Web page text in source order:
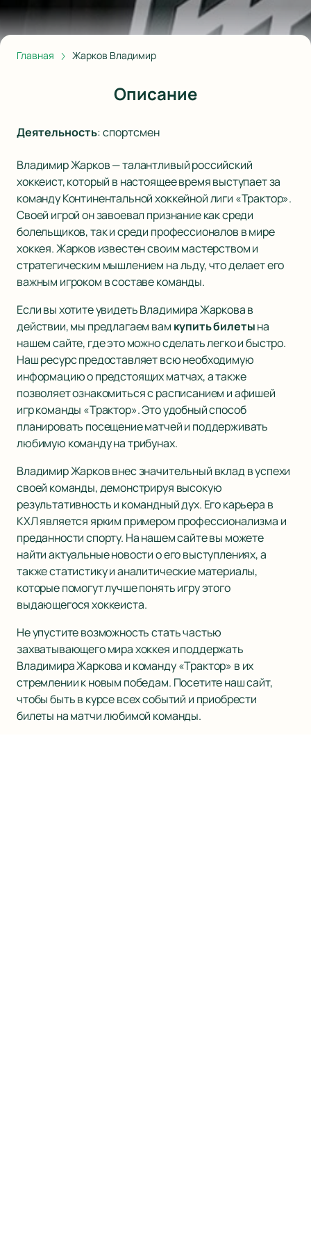
Главная Жарков Владимир
Описание
Деятельность:спортсмен
Владимир Жарков — талантливый российский
хоккеист, который в настоящее время выступает за
команду Континентальной хоккейной лиги «Трактор».
Своей игрой он завоевал признание как среди
болельщиков, так и среди профессионалов в мире
хоккея. Жарков известен своим мастерством и
стратегическим мышлением на льду, что делает его
важным игроком в составе команды.
Если вы хотите увидеть Владимира Жаркова в
действии, мы предлагаем вам купить билетына
нашем сайте, где это можно сделать легко и быстро.
Наш ресурс предоставляет всю необходимую
информацию о предстоящих матчах, а также
позволяет ознакомиться с расписанием и афишей
игр команды «Трактор». Это удобный способ
планировать посещение матчей и поддерживать
любимую команду на трибунах.
Владимир Жарков внес значительный вклад в успехи
своей команды, демонстрируя высокую
результативность и командный дух. Его карьера в
КХЛ является ярким примером профессионализма и
преданности спорту. На нашем сайте вы можете
найти актуальные новости о его выступлениях, а
также статистику и аналитические материалы,
которые помогут лучше понять игру этого
выдающегося хоккеиста.
Не упустите возможность стать частью
захватывающего мира хоккея и поддержать
Владимира Жаркова и команду «Трактор» в их
стремлении к новым победам. Посетите наш сайт,
чтобы быть в курсе всех событий и приобрести
билеты на матчи любимой команды.